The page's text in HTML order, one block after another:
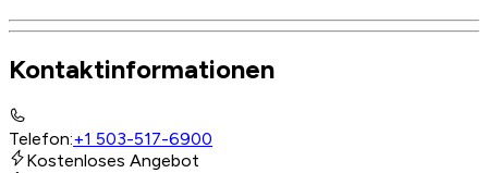
Kontaktinformationen
Telefon:+1 503-517-6900
Kostenloses Angebot